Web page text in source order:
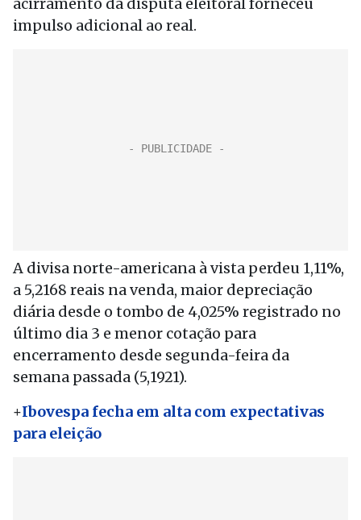
impulso adicional ao real.
A divisa norte-americana à vista perdeu 1,11%,
a 5,2168 reais na venda, maior depreciação
diária desde o tombo de 4,025% registrado no
último dia 3 e menor cotação para
encerramento desde segunda-feira da
semana passada (5,1921).
+Ibovespa fecha em alta com expectativas
para eleição